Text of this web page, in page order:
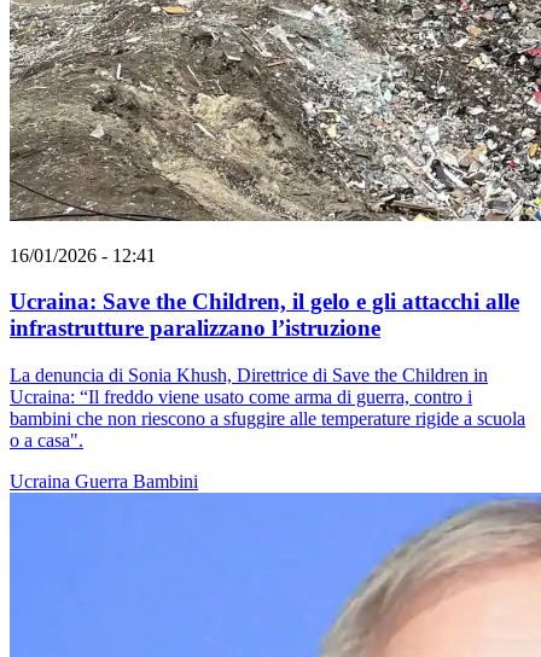
16/01/2026 - 12:41
Ucraina: Save the Children, il gelo e gli attacchi alle
infrastrutture paralizzano l’istruzione
La denuncia di Sonia Khush, Direttrice di Save the Children in
Ucraina: “Il freddo viene usato come arma di guerra, contro i
bambini che non riescono a sfuggire alle temperature rigide a scuola
o a casa".
Ucraina Guerra Bambini